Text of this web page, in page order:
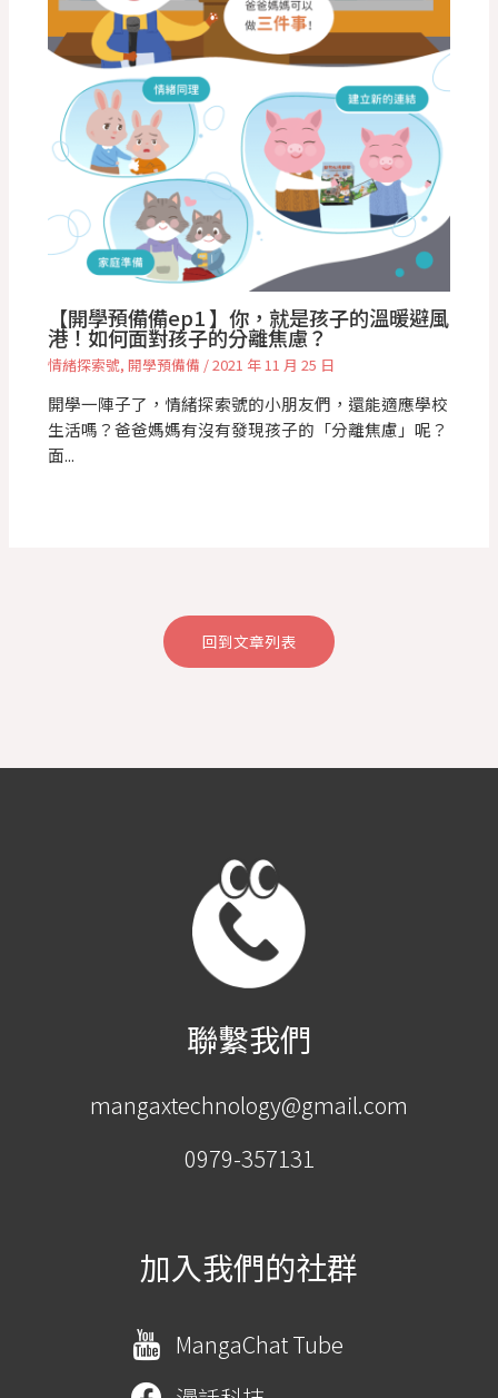
【開學預備備ep1 】你，就是孩子的溫暖避風
港！如何面對孩子的分離焦慮？
情緒探索號, 開學預備備 /2021 年 11 月 25 日
開學一陣子了，情緒探索號的小朋友們，還能適應學校
生活嗎？爸爸媽媽有沒有發現孩子的「分離焦慮」呢？
面...
回到文章列表
聯繫我們
mangaxtechnology@gmail.com
0979-357131
加入我們的社群
MangaChat Tube